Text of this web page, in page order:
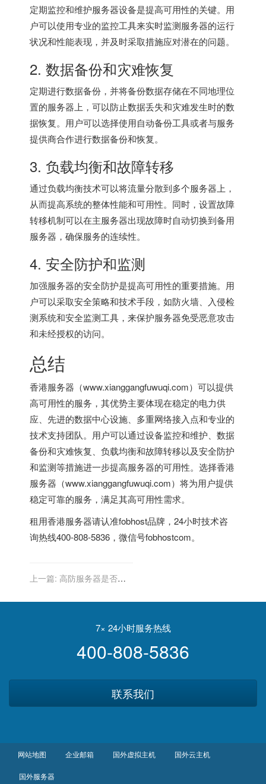
定期监控和维护服务器设备是提高可用性的关键。用
户可以使用专业的监控工具来实时监测服务器的运行
状况和性能表现，并及时采取措施应对潜在的问题。
2. 数据备份和灾难恢复
定期进行数据备份，并将备份数据存储在不同地理位
置的服务器上，可以防止数据丢失和灾难发生时的数
据恢复。用户可以选择使用自动备份工具或者与服务
提供商合作进行数据备份和恢复。
3. 负载均衡和故障转移
通过负载均衡技术可以将流量分散到多个服务器上，
从而提高系统的整体性能和可用性。同时，设置故障
转移机制可以在主服务器出现故障时自动切换到备用
服务器，确保服务的连续性。
4. 安全防护和监测
加强服务器的安全防护是提高可用性的重要措施。用
户可以采取安全策略和技术手段，如防火墙、入侵检
测系统和安全监测工具，来保护服务器免受恶意攻击
和未经授权的访问。
总结
香港服务器 （www.xianggangfuwuqi.com）可以提供
高可用性的服务，其优势主要体现在稳定的电力供
应、先进的数据中心设施、多重网络接入点和专业的
技术支持团队。用户可以通过设备监控和维护、数据
备份和灾难恢复、负载均衡和故障转移以及安全防护
和监测等措施进一步提高服务器的可用性。选择香港
服务器（www.xianggangfuwuqi.com）将为用户提供
稳定可靠的服务，满足其高可用性需求。
租用香港服务器请认准fobhost品牌，24小时技术咨
询热线400-808-5836，微信号fobhostcom。
上一篇: 高防服务器是否对
果？
7× 24小时服务热线
400-808-5836
联系我们
网站地图 企业邮箱 国外虚拟主机 国外云主机
国外服务器